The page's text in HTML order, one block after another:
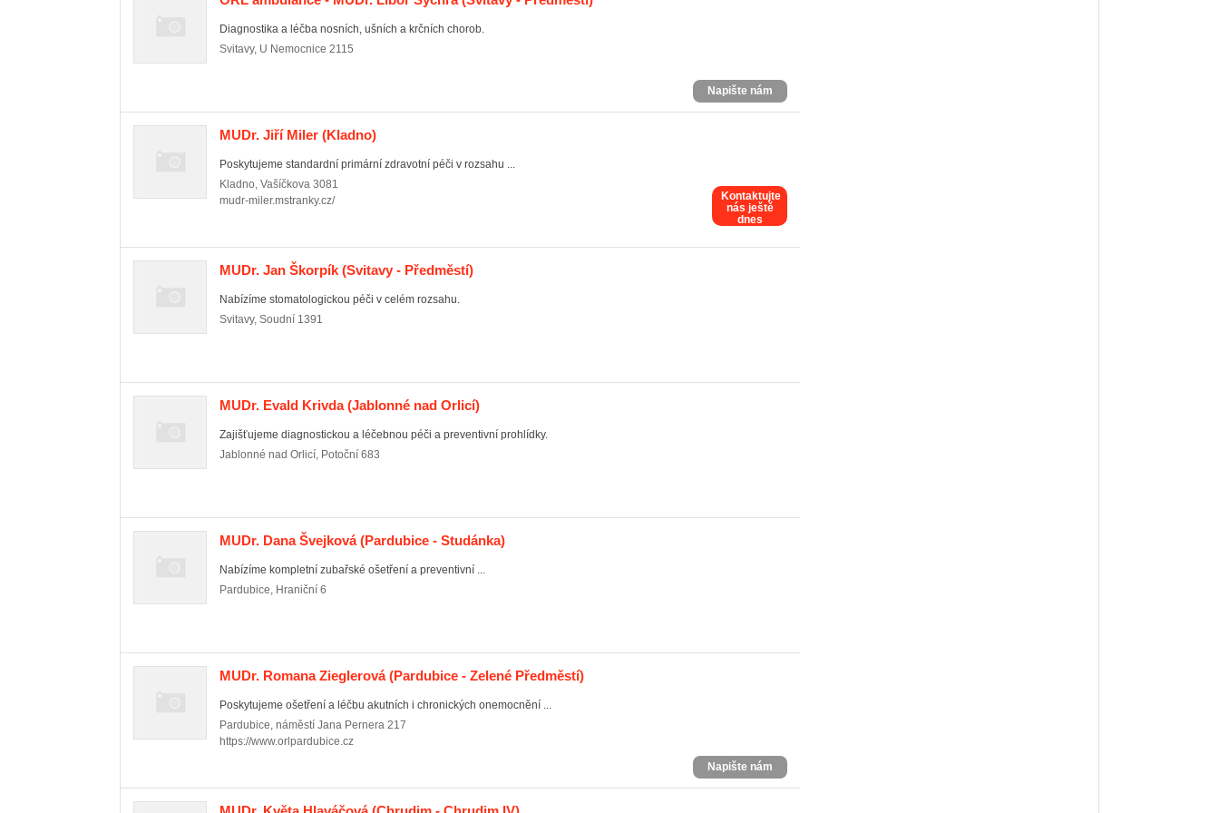
Diagnostika a léčba nosních, ušních a krčních chorob.
Svitavy, U Nemocnice 2115
Napište nám
MUDr. Jiří Miler (Kladno)
Poskytujeme standardní primární zdravotní péči v rozsahu ...
Kladno, Vašíčkova 3081
mudr-miler.mstranky.cz/
Kontaktujte
nás ještě
dnes
MUDr. Jan Škorpík (Svitavy - Předměstí)
Nabízíme stomatologickou péči v celém rozsahu.
Svitavy, Soudní 1391
MUDr. Evald Krivda(Jablonné nad Orlicí)
Zajišťujeme diagnostickou a léčebnou péči a preventivní prohlídky.
Jablonné nad Orlicí, Potoční 683
MUDr. Dana Švejková(Pardubice - Studánka)
Nabízíme kompletní zubařské ošetření a preventivní ...
Pardubice, Hraniční 6
MUDr. Romana Zieglerová(Pardubice - Zelené Předměstí)
Poskytujeme ošetření a léčbu akutních i chronických onemocnění ...
Pardubice, náměstí Jana Pernera 217
https://www.orlpardubice.cz
Napište nám